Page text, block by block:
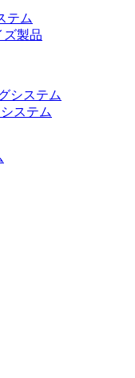
テム
ズ製品
システム
ステム